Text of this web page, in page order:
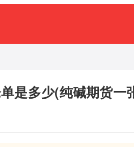
是多少(纯碱期货一